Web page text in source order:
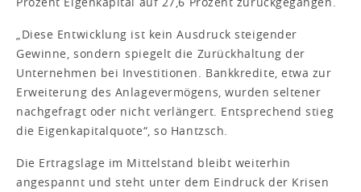
„Diese Entwicklung ist kein Ausdruck steigender
Gewinne, sondern spiegelt die Zurückhaltung der
Unternehmen bei Investitionen. Bankkredite, etwa zur
Erweiterung des Anlagevermögens, wurden seltener
nachgefragt oder nicht verlängert. Entsprechend stieg
die Eigenkapitalquote“, so Hantzsch.
Die Ertragslage im Mittelstand bleibt weiterhin
angespannt und steht unter dem Eindruck der Krisen